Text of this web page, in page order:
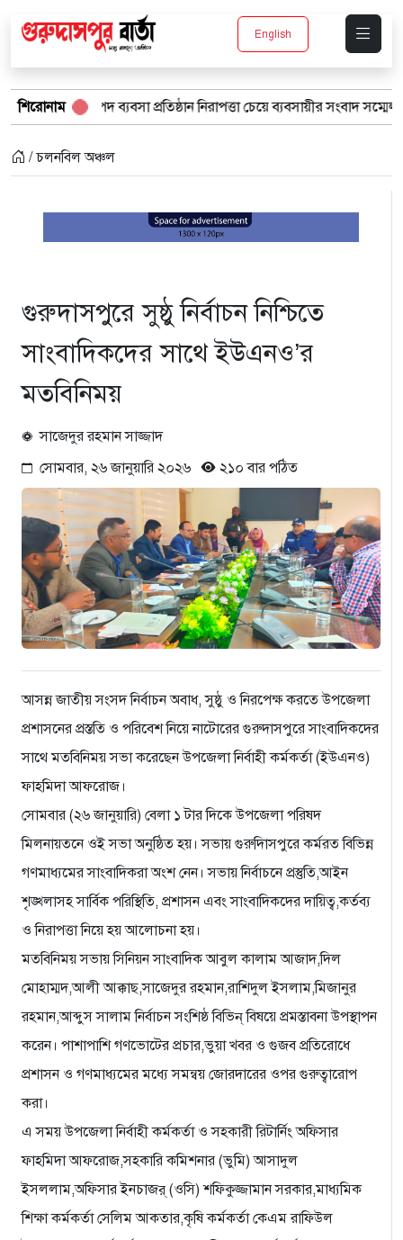
English
শিরোনাম
ব্যবসা প্রতিষ্ঠান নিরাপত্তা চেয়ে ব্যবসায়ীর সংবাদ সম্মেলন বর্ষার
/ চলনবিল অঞ্চল
গুরুদাসপুরে সুষ্ঠু নির্বাচন নিশ্চিতে
সাংবাদিকদের সাথে ইউএনও’র
মতবিনিময়
সাজেদুর রহমান সাজ্জাদ
সোমবার, ২৬ জানুয়ারি ২০২৬
২১০ বার পঠিত
আসন্ন জাতীয় সংসদ নির্বাচন অবাধ, সুষ্ঠু ও নিরপেক্ষ করতে উপজেলা
প্রশাসনের প্রস্ততি ও পরিবেশ নিয়ে নাটোরের গুরুদাসপুরে সাংবাদিকদের
সাথে মতবিনিময় সভা করেছেন উপজেলা নির্বাহী কর্মকর্তা (ইউএনও)
ফাহমিদা আফরোজ।
সোমবার (২৬ জানুয়ারি) বেলা ১ টার দিকে উপজেলা পরিষদ
মিলনায়তনে ওই সভা অনুষ্ঠিত হয়। সভায় গুরুদািসপুরে কর্মরত বিভিন্ন
গণমাধ্যমের সাংবাদিকরা অংশ নেন। সভায় নির্বাচনে প্রস্তুতি,আইন
শৃঙ্খলাসহ সার্বিক পরিস্থিতি, প্রশাসন এবং সাংবাদিকদের দায়িত্ব,কর্তব্য
ও নিরাপত্তা নিয়ে হয় আলোচনা হয়।
মতবিনিময় সভায় সিনিয়ন সাংবাদিক আবুল কালাম আজাদ,দিল
মোহাম্মদ,আলী আক্কাছ,সাজেদুর রহমান,রাশিদুল ইসলাম,মিজানুর
রহমান,আব্দুস সালাম নির্বাচন সংশিষ্ঠ বিভিন্ বিষয়ে প্রমস্তাবনা উপস্থাপন
করেন। পাশাপাশি গণভোটের প্রচার,ভুয়া খবর ও গুজব প্রতিরোধে
প্রশাসন ও গণমাধ্যমের মধ্যে সমন্বয় জোরদারের ওপর গুরুত্বারোপ
করা।
এ সময় উপজেলা নির্বাহী কর্মকর্তা ও সহকারী রিটার্নিং অফিসার
ফাহমিদা আফরোজ,সহকারি কমিশনার (ভুমি) আসাদুল
ইসললাম,অফিসার ইনচাজর্ (ওসি) শফিকুজ্জামান সরকার,মাধ্যমিক
শিক্ষা কর্মকর্তা সেলিম আকতার,কৃষি কর্মকর্তা কেএম রাফিউল